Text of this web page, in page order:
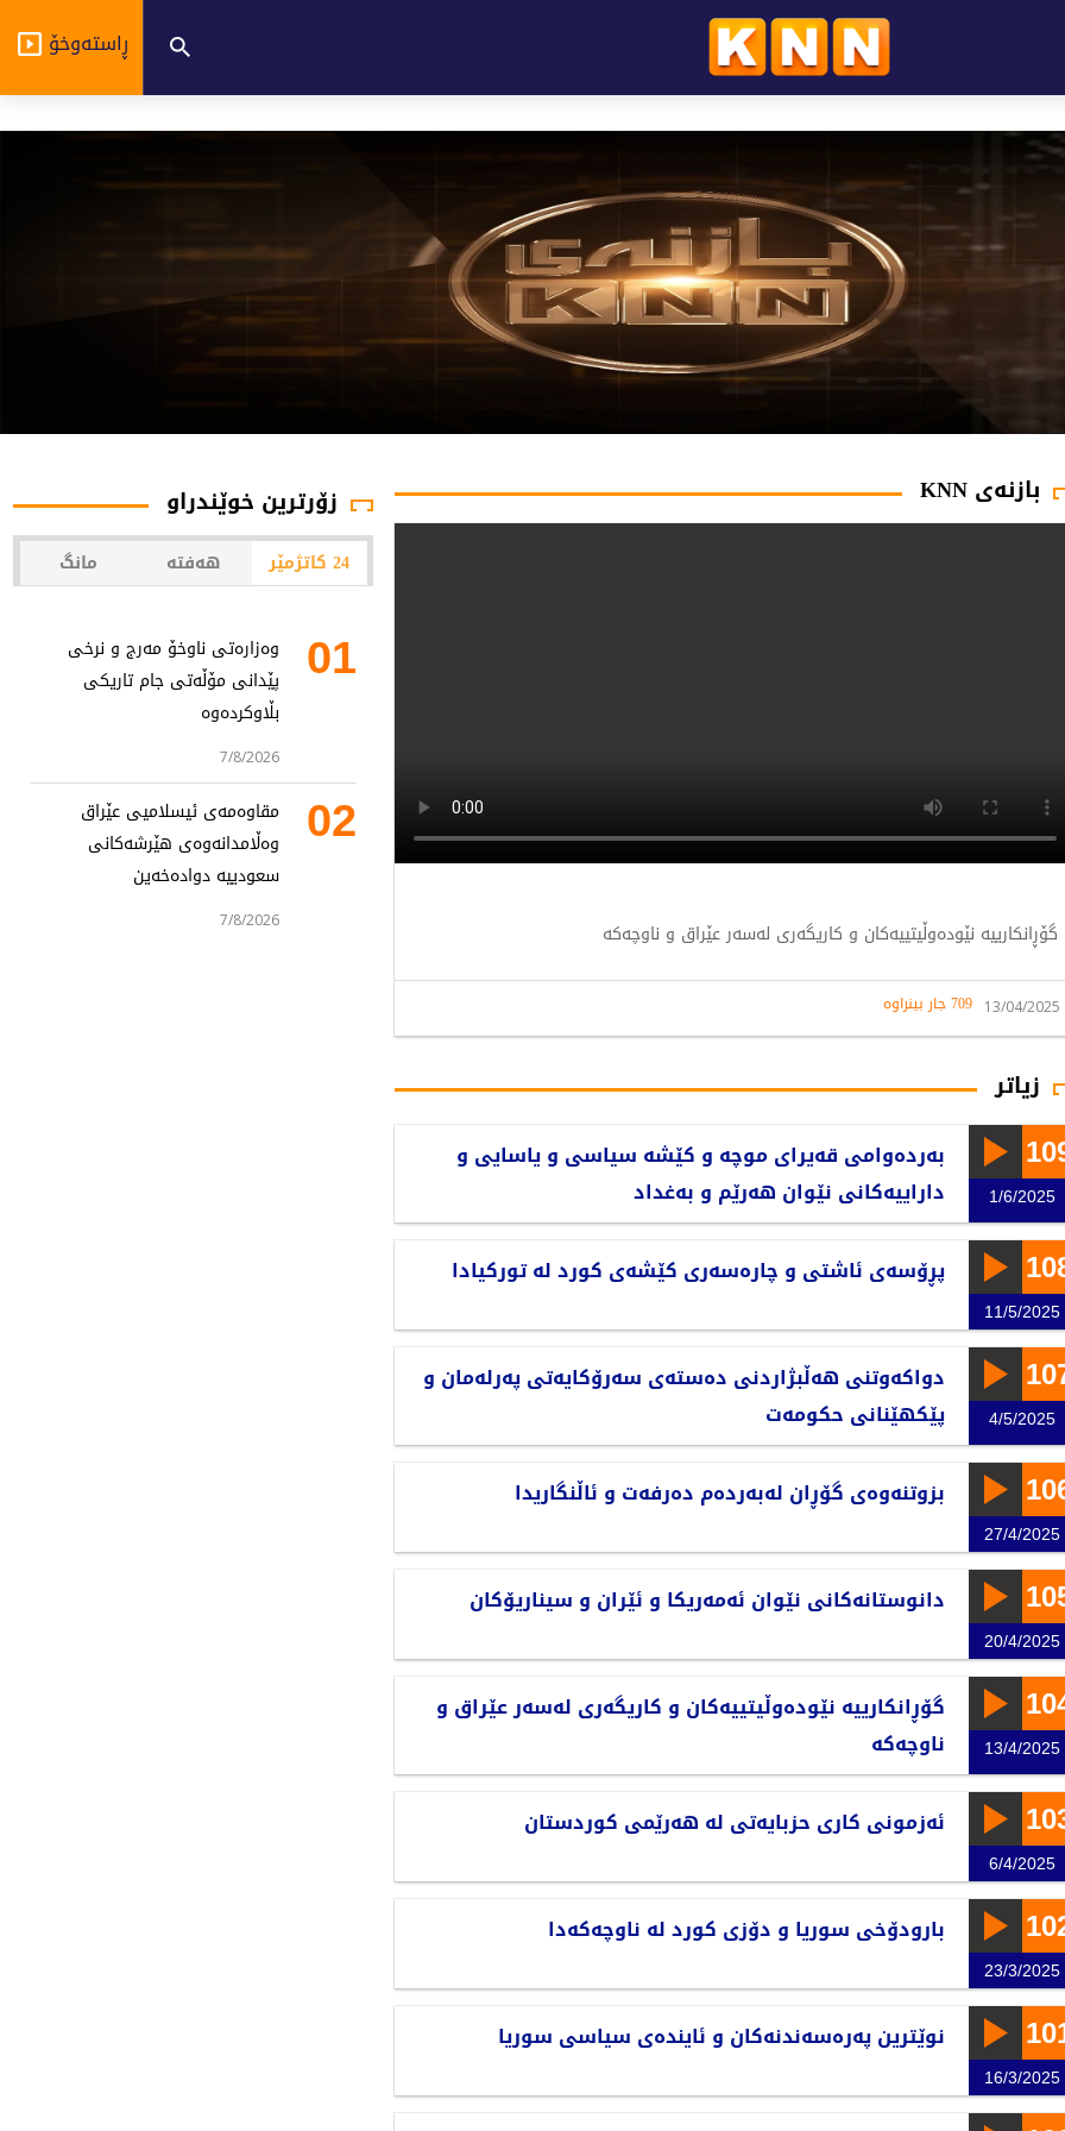
ڕاستەوخۆ
بازنەی KNN
گۆڕانکارییە نێودەوڵيتییەکان و کاریگەری لەسەر عێراق و ناوچەکە
13/04/2025 709 جار بینراوە
زیاتر
1/6/2025
بەردەوامی قەیرای موچە و کێشە سیاسی و یاسایی و
داراییەکانی نێوان هەرێم و بەغداد
11/5/2025
پڕۆسەی ئاشتی و چارەسەری کێشەی کورد لە تورکیادا
4/5/2025
دواکەوتنی هەڵبژاردنی دەستەی سەرۆکایەتی پەرلەمان و
پێکهێنانی حکومەت
27/4/2025
بزوتنەوەی گۆڕان لەبەردەم دەرفەت و ئاڵنگاریدا
20/4/2025
دانوستانەکانی نێوان ئەمەریکا و ئێران و سیناریۆکان
13/4/2025
گۆڕانکارییە نێودەوڵيتییەکان و کاریگەری لەسەر عێراق و
ناوچەکە
6/4/2025
ئەزمونی کاری حزبایەتی لە هەرێمی کوردستان
23/3/2025
بارودۆخی سوریا و دۆزی کورد لە ناوچەکەدا
16/3/2025
نوێترین پەرەسەندنەکان و ئایندەی سیاسی سوریا
زۆرترین خوێندراو
24 کاتژمێر هەفتە مانگ
01
وەزارەتی ناوخۆ مەرج و نرخی
پێدانی مۆڵەتی جام تاریکی
بڵاوکردەوە
7/8/2026
02
مقاوەمەی ئیسلامیی عێراق
وەڵامدانەوەی هێرشەکانی
سعودییە دوادەخەین
7/8/2026